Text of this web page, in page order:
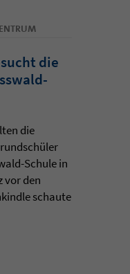
die
die
Schule in
vor den
schaute